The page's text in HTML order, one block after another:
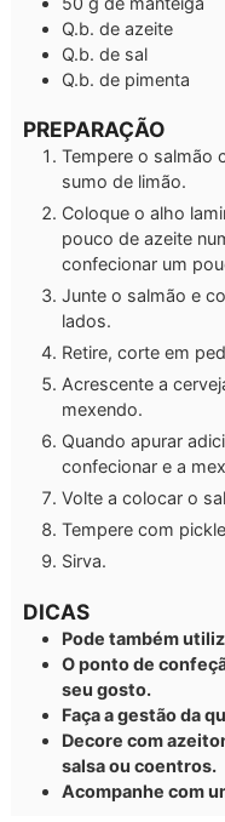
Q.b. de azeite
Q.b. de sal
Q.b. de pimenta
PREPARAÇÃO
Tempere o salmão
sumo de limão.
Coloque o alho
pouco de azeite
confecionar um
Junte o salmão e
lados.
Retire, corte em
Acrescente a
mexendo.
Quando apurar
confecionar e a
Volte a colocar o
Tempere com
Sirva.
DICAS
Pode também
O ponto de
seu gosto.
Faça a gestão da
Decore com
salsa ou coentros.
Acompanhe com